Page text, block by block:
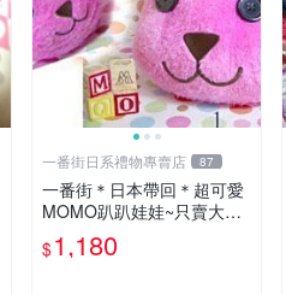
一番街日系禮物專賣店 87
一番街＊日本帶回＊超可愛
MOMO趴趴娃娃~只賣大隻
的1號~單隻價～生日禮物
$1,180